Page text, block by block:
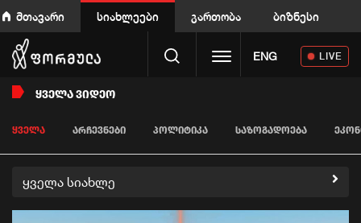
მთავარი სიახლეები გართობა ბიზნესი
Toggle navigation
ENG LIVE
ᲧᲕᲔᲚᲐ ᲕᲘᲓᲔᲝ
ᲧᲕᲔᲚᲐ ᲐᲠᲩᲔᲕᲜᲔᲑᲘ ᲞᲝᲚᲘᲢᲘᲙᲐ ᲡᲐᲖᲝᲒᲐᲓᲝᲔᲑᲐ
ყველა სიახლე